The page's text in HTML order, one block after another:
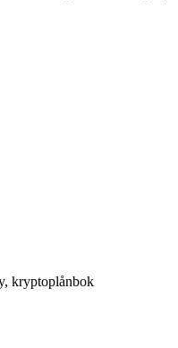
kryptoplånbok